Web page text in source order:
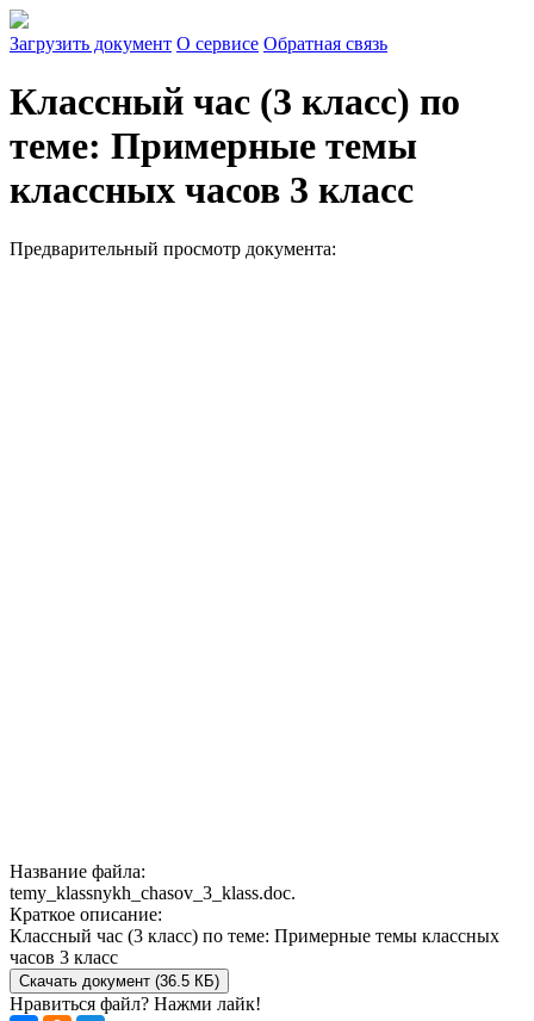
Загрузить документ О сервисе Обратная связь
Классный час (3 класс) по
теме: Примерные темы
классных часов 3 класс
Предварительный просмотр документа:
Название файла:
temy_klassnykh_chasov_3_klass.doc.
Краткое описание:
Классный час (3 класс) по теме: Примерные темы классных
часов 3 класс
Скачать документ (36.5 КБ)
Нравиться файл? Нажми лайк!